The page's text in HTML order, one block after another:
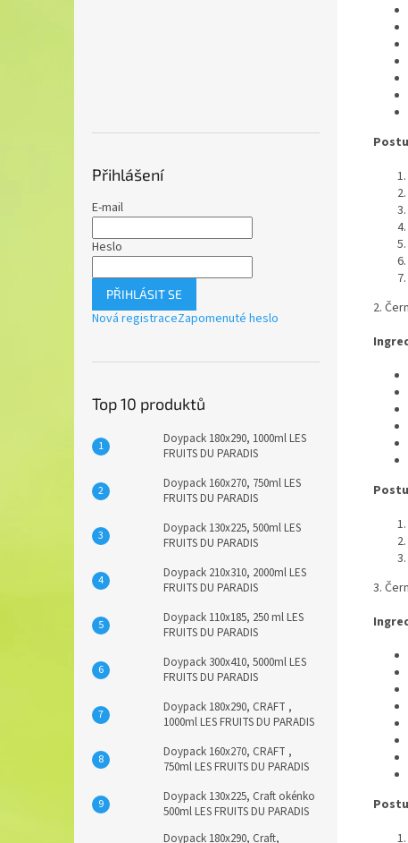
Přihlášení
E-mail
Heslo
PŘIHLÁSIT SE
Nová registraceZapomenuté heslo
Top 10 produktů
Doypack 180x290, 1000ml LES
FRUITS DU PARADIS
Doypack 160x270, 750ml LES
FRUITS DU PARADIS
Doypack 130x225, 500ml LES
FRUITS DU PARADIS
Doypack 210x310, 2000ml LES
FRUITS DU PARADIS
Doypack 110x185, 250 ml LES
FRUITS DU PARADIS
Doypack 300x410, 5000ml LES
FRUITS DU PARADIS
Doypack 180x290, CRAFT ,
1000ml LES FRUITS DU PARADIS
Doypack 160x270, CRAFT ,
750ml LES FRUITS DU PARADIS
Doypack 130x225, Craft okénko
500ml LES FRUITS DU PARADIS
Doypack 180x290, Craft,
2.
3.